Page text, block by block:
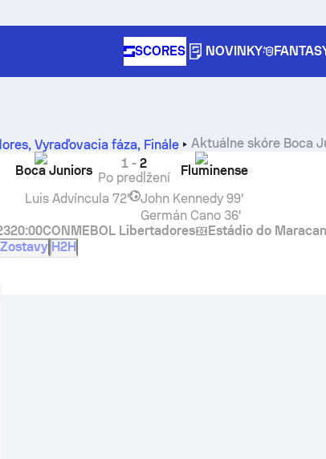
SCORES NOVINKY
Vyraďovacia fáza, Finále Aktuálne skóre Boca
Boca Juniors 1-2
Po predĺžení
Fluminense
Luis Advíncula 72' John Kennedy 99'
Germán Cano 36'
20:00CONMEBOL Libertadores Estádio do
Zostavy H2H